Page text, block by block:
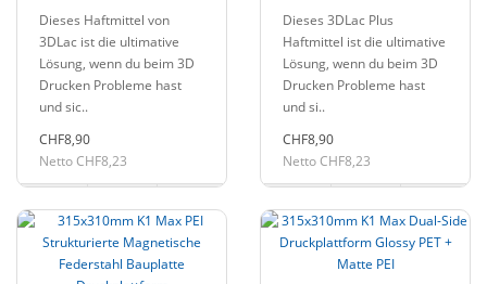
Dieses Haftmittel von
3DLac ist die ultimative
Lösung, wenn du beim 3D
Drucken Probleme hast
und sic..
CHF8,90
Netto CHF8,23
Dieses 3DLac Plus
Haftmittel ist die ultimative
Lösung, wenn du beim 3D
Drucken Probleme hast
und si..
CHF8,90
Netto CHF8,23